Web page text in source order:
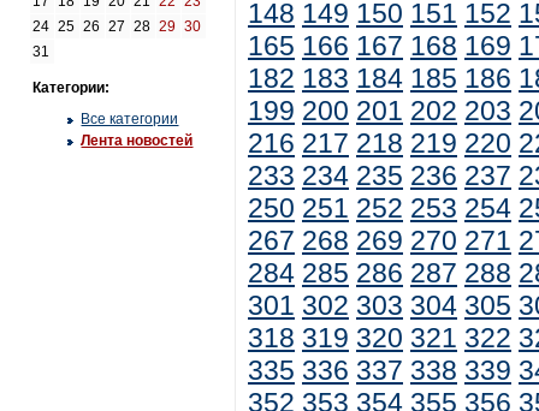
24 25 26 27 28 29 30
31
Категории:
Все категории
Лента новостей
148 149 150 151 152
165 166 167 168 169
182 183 184 185 186
199 200 201 202 203
216 217 218 219 220
233 234 235 236 237
250 251 252 253 254
267 268 269 270 271
284 285 286 287 288
301 302 303 304 305
318 319 320 321 322
335 336 337 338 339
352 353 354 355 356